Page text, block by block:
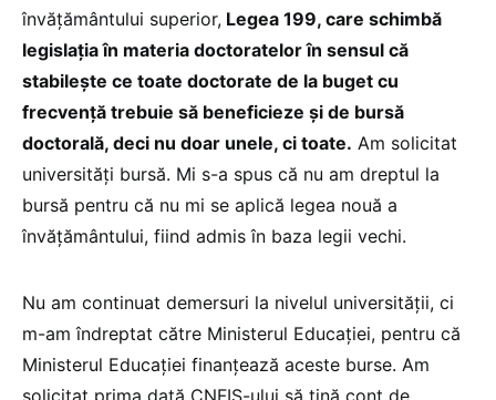
învățământului superior, Legea 199, care schimbă
legislația în materia doctoratelor în sensul că
stabilește ce toate doctorate de la buget cu
frecvență trebuie să beneficieze și de bursă
doctorală, deci nu doar unele, ci toate. Am solicitat
universități bursă. Mi s-a spus că nu am dreptul la
bursă pentru că nu mi se aplică legea nouă a
învățământului, fiind admis în baza legii vechi.
Nu am continuat demersuri la nivelul universității, ci
m-am îndreptat către Ministerul Educației, pentru că
Ministerul Educației finanțează aceste burse. Am
solicitat prima dată CNFIS-ului să țină cont de